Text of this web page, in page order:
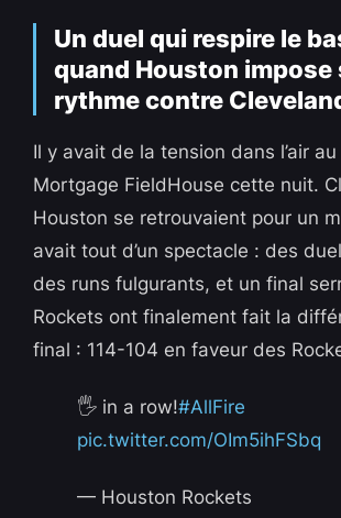
Un duel qui respire le
quand Houston impose
rythme contre
Il y avait de la tension dans l’air
Mortgage FieldHouse cette nuit.
Houston se retrouvaient pour un
avait tout d’un spectacle : des
des runs fulgurants, et un final
Rockets ont finalement fait la
final : 114-104 en faveur des
🖐️ in a row!#AllFire
pic.twitter.com/OIm5ihFSbq
— Houston Rockets